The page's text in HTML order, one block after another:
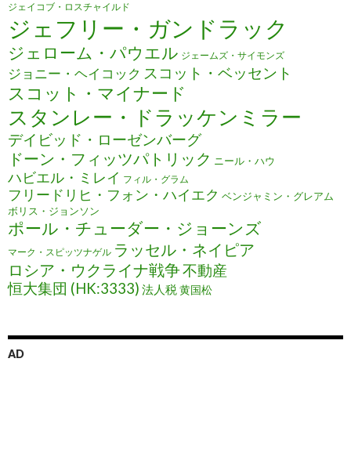
ジェイコブ・ロスチャイルド
ジェフリー・ガンドラック
ジェローム・パウエル ジェームズ・サイモンズ
ジョニー・ヘイコック スコット・ベッセント
スコット・マイナード
スタンレー・ドラッケンミラー
デイビッド・ローゼンバーグ
ドーン・フィッツパトリック ニール・ハウ
ハビエル・ミレイ フィル・グラム
フリードリヒ・フォン・ハイエク ベンジャミン・グレアム
ボリス・ジョンソン
ポール・チューダー・ジョーンズ
マーク・スピッツナゲル ラッセル・ネイピア
ロシア・ウクライナ戦争不動産
恒大集団 (HK:3333) 法人税黄国松
AD